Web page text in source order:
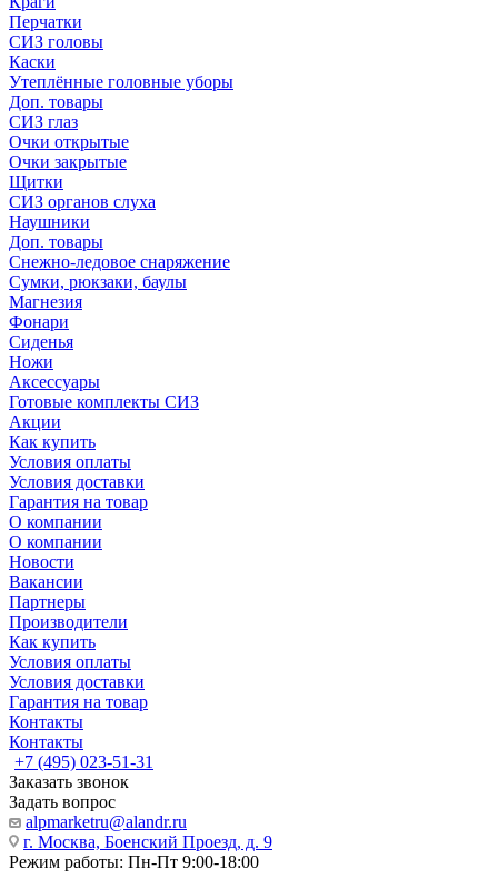
Перчатки
СИЗ головы
Каски
Утеплённые головные уборы
Доп. товары
СИЗ глаз
Очки открытые
Очки закрытые
Щитки
СИЗ органов слуха
Наушники
Доп. товары
Снежно-ледовое снаряжение
Сумки, рюкзаки, баулы
Магнезия
Фонари
Сиденья
Ножи
Аксессуары
Готовые комплекты СИЗ
Акции
Как купить
Условия оплаты
Условия доставки
Гарантия на товар
О компании
О компании
Новости
Вакансии
Партнеры
Производители
Как купить
Условия оплаты
Условия доставки
Гарантия на товар
Контакты
Контакты
+7 (495) 023-51-31
Заказать звонок
Задать вопрос
alpmarketru@alandr.ru
г. Москва, Боенский Проезд, д. 9
Режим работы: Пн-Пт 9:00-18:00